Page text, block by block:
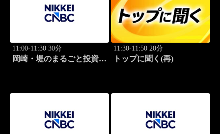
11:00-11:30 30分
岡崎・堤のまるごと投資道
11:30-11:50 20分
トップに聞く(再)